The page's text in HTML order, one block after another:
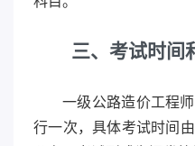
三、考试时间
一级公路造价工程
行一次，具体考试时间